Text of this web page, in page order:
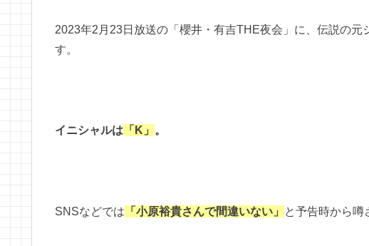
2023年2月23日放送の「櫻井・有吉THE夜会」に、伝説の元
す。
イニシャルは 「K」 。
SNSなどでは 「小原裕貴さんで間違いない」 と予告時から噂